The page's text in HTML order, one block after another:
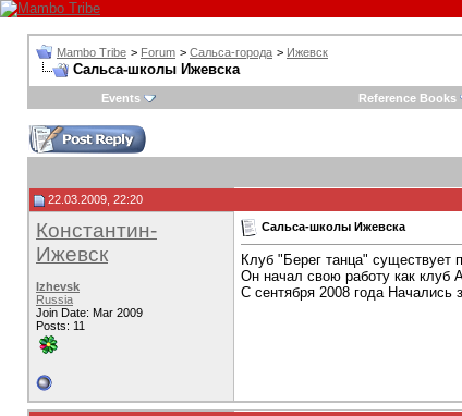
Mambo Tribe > Forum > Сальса-города > Ижевск
Сальса-школы Ижевска
Events Reference Books
22.03.2009, 22:20
Константин-
Ижевск
Izhevsk
Russia
Join Date: Mar 2009
Posts: 11
Сальса-школы Ижевска
Клуб "Берег танца" существует
Он начал свою работу как клуб
С сентября 2008 года Начались